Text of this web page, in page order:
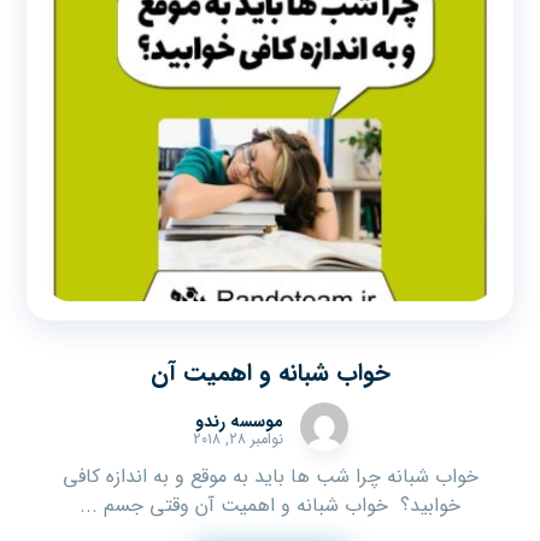
خواب شبانه و اهمیت آن
موسسه رندو
نوامبر ۲۸, ۲۰۱۸
خواب شبانه چرا شب ها باید به موقع و به اندازه کافی
خوابید؟ خواب شبانه و اهمیت آن وقتی جسم ...